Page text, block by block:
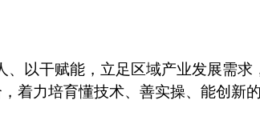
以干赋能，立足区域产业发展需求
着力培育懂技术、善实操、能创新